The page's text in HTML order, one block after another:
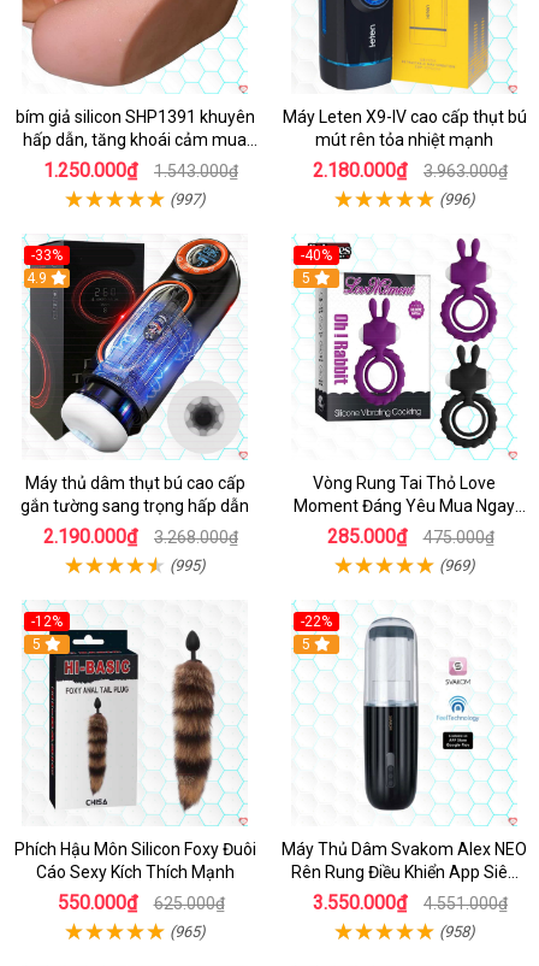
bím giả silicon SHP1391 khuyên
hấp dẫn, tăng khoái cảm mua
ngay
1.250.000₫ 1.543.000₫
(997)
Máy Leten X9-IV cao cấp thụt bú
mút rên tỏa nhiệt mạnh
2.180.000₫ 3.963.000₫
(996)
-33%
Hot
4.9
Máy thủ dâm thụt bú cao cấp
gắn tường sang trọng hấp dẫn
2.190.000₫ 3.268.000₫
(995)
-40%
5
Vòng Rung Tai Thỏ Love
Moment Đáng Yêu Mua Ngay
Giá Tốt
285.000₫ 475.000₫
(969)
-12%
Hot
5
Phích Hậu Môn Silicon Foxy Đuôi
Cáo Sexy Kích Thích Mạnh
550.000₫ 625.000₫
(965)
-22%
5
Máy Thủ Dâm Svakom Alex NEO
Rên Rung Điều Khiển App Siêu
Phê
3.550.000₫ 4.551.000₫
(958)